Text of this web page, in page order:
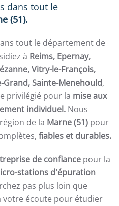
dans tout le
(51).
tout le département de
à Reims, Epernay,
Vitry-le-François,
Sainte-Menehould,
privilégié pour la mise aux
individuel. Nous
de la Marne(51) pour
fiables et durables.
de confiance pour la
stations d'épuration
pas plus loin que
votre écoute pour étudier